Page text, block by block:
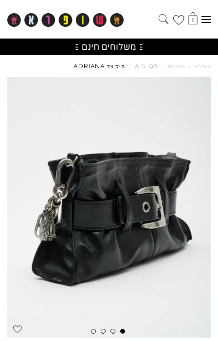
0
שופרא / מותגים /
A.S. 98
/ תיק צד ADRIANA